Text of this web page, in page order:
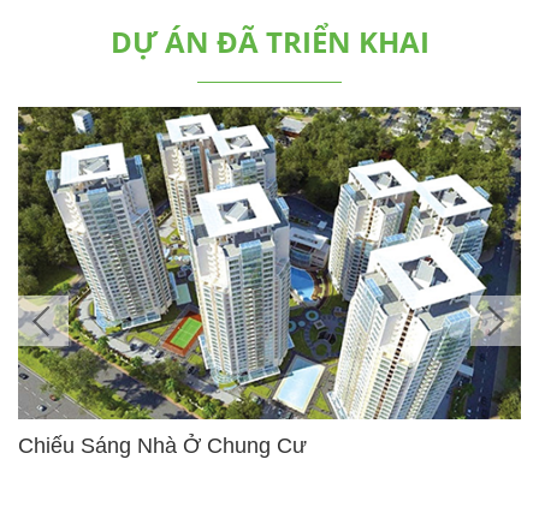
DỰ ÁN ĐÃ TRIỂN KHAI
Chiếu Sáng Nhà Ở Chung Cư